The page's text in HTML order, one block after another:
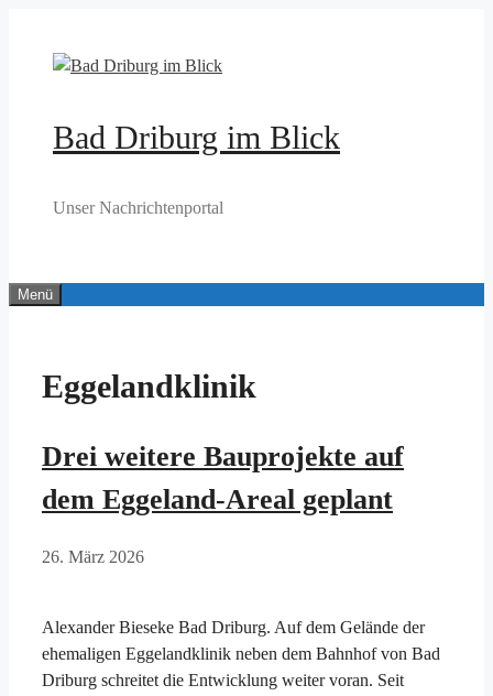
springen
Bad Driburg im Blick
Unser Nachrichtenportal
Menü
Eggelandklinik
Drei weitere Bauprojekte auf
dem Eggeland-Areal geplant
26. März 2026
Alexander Bieseke Bad Driburg. Auf dem Gelände der
ehemaligen Eggelandklinik neben dem Bahnhof von Bad
Driburg schreitet die Entwicklung weiter voran. Seit